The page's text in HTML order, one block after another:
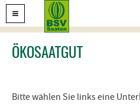
ÖKOSAATGUT
Bitte wählen Sie links eine